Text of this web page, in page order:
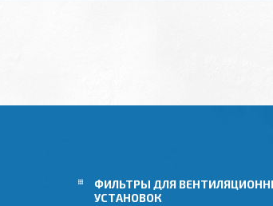
ФИЛЬТРЫ ДЛЯ
УСТАНОВОК